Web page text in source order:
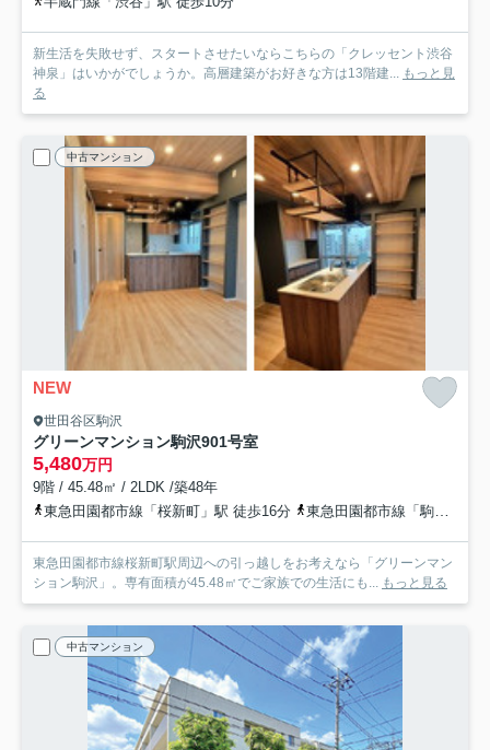
新生活を失敗せず、スタートさせたいならこちらの「クレッセント渋谷
神泉」はいかがでしょうか。高層建築がお好きな方は13階建... もっと見
る
中古マンション
NEW
世田谷区駒沢
グリーンマンション駒沢901号室
5,480万円
9階 / 45.48㎡ / 2LDK /築48年
東急田園都市線「桜新町」駅 徒歩16分
東急田園都市線「駒沢大学」駅 徒歩6分
東急田園都市線桜新町駅周辺への引っ越しをお考えなら「グリーンマン
ション駒沢」。専有面積が45.48㎡でご家族での生活にも... もっと見る
中古マンション